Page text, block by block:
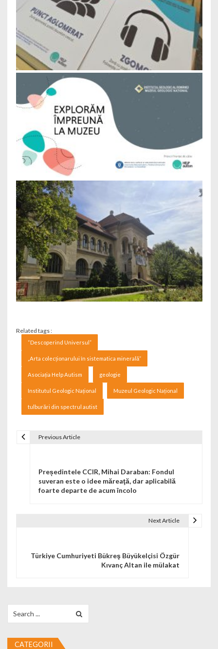
Related tags :
“Descoperind Universul”
„Arta colecționarului în sistematica minerală”
Asociația Help Autism geologie
Institutul Geologic Național Muzeul Geologic Național
tulburări din spectrul autist
Previous Article
Președintele CCIR, Mihai Daraban: Fondul
suveran este o idee măreaţă, dar aplicabilă
foarte departe de acum încolo
Next Article
Türkiye Cumhuriyeti Bükreş Büyükelçisi Özgür
Kıvanç Altan ile mülakat
CATEGORII